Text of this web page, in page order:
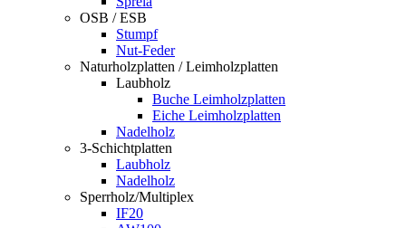
OSB / ESB
Stumpf
Nut-Feder
Naturholzplatten / Leimholzplatten
Laubholz
Buche Leimholzplatten
Eiche Leimholzplatten
Nadelholz
3-Schichtplatten
Laubholz
Nadelholz
Sperrholz/Multiplex
IF20